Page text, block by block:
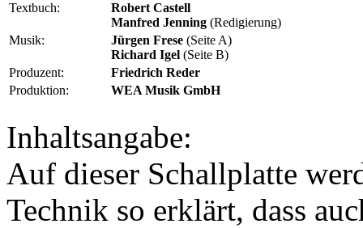
Textbuch:
Robert Castell
Manfred Jenning (Redigierung)
Musik:
Jürgen Frese (Seite A)
Richard Igel (Seite B)
Produzent:
Friedrich Reder
Produktion:
WEA Musik GmbH
Inhaltsangabe:
Auf dieser Schallplatte
Technik so erklärt, dass